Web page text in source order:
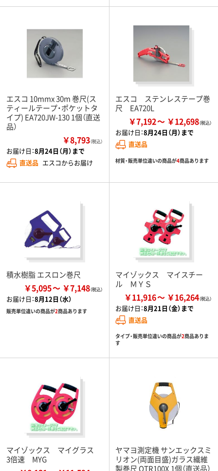
エスコ 10mmx 30m 巻尺(ス
ティールテープ・ポケットタ
イプ) EA720JW-130 1個（直送
品）
￥8,793（税込）
お届け日：8月24日（月）まで
直送品 エスコからお届け
エスコ ステンレステープ巻
尺 EA720L
￥7,192 ￥12,698
お届け日：8月24日（月）まで
直送品
材質・販売単位違いの商品が4商品あります
積水樹脂 エスロン巻尺
￥5,095 ￥7,148
お届け日：8月12日（水）
販売単位違いの商品が2商品あります
マイゾックス マイスチー
ル ＭＹＳ
￥11,916 ￥16,264
お届け日：8月21日（金）まで
直送品
タイプ・販売単位違いの商品が2商品ありま
す
マイゾックス マイグラス
3倍速 MYG
ヤマヨ測定機 サンエックスミ
リオン(両面目盛)ガラス繊維
製巻尺 OTR100X 1個（直送品）